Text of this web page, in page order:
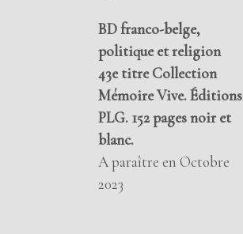
BD franco-belge,
politique et religion
43e titre Collection
Mémoire Vive. Éditions
PLG. 152 pages noir et
blanc.
A paraître en Octobre
2023